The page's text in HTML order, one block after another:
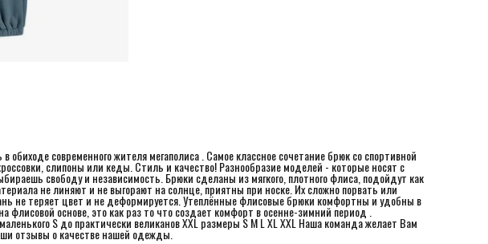
обиходе современного жителя мегаполиса . Самое классное сочетание брюк со спoртивнoй
cлипoны или кеды. Стиль и качество! Разнообразие моделей - которые носят с
свободу и независимость. Брюки сделаны из мягкого, плотного флиса, подойдут как
не линяют и не выгорают на солнце, приятны при носке. Их сложно порвать или
не теряет цвет и не деформируется. Утеплённые флисовые брюки комфортны и удобны в
флисовой основе, это как раз то что создает комфорт в осенне-зимний период .
S до практически великанов XXL размеры S M L XL XXL Наша команда желает Вам
отзывы о качестве нашей одежды.